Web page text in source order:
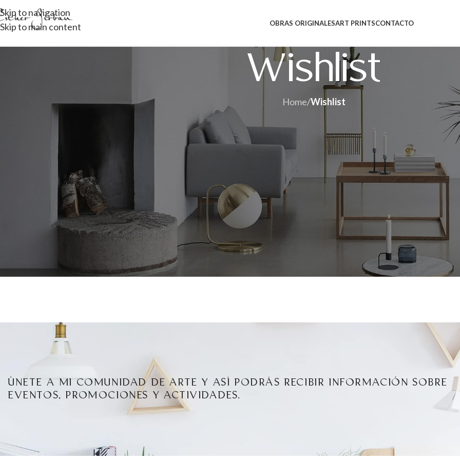
Skip to navigation
Skip to main content
OBRAS ORIGINALESART PRINTSCONTACTO
Wishlist
Home/Wishlist
[woodmart_wishlist]
ÚNETE A MI COMUNIDAD DE ARTE Y ASÍ PODRÁS RECIBIR INFORMACIÓN SOBRE
EVENTOS, PROMOCIONES Y ACTIVIDADES.